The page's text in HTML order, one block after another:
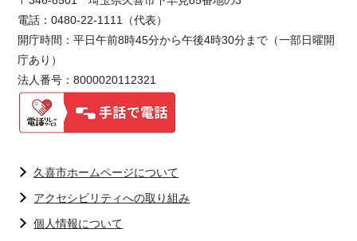
電話：0480-22-1111（代表）
開庁時間：平日午前8時45分から午後4時30分まで（一部日曜開
庁あり）
法人番号：8000020112321
久喜市ホームページについて
アクセシビリティへの取り組み
個人情報について